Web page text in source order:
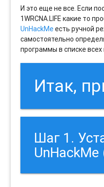
И это еще не все. Если
1WRCNA.LIFE какие то
UnHackMeесть ручной
самостоятельно
программы в списке
Итак,
Шаг 1.